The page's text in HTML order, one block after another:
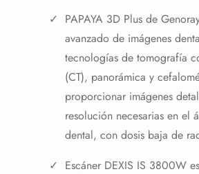
PAPAYA 3D Plus de
avanzado de imágenes
tecnologías de tomografía
(CT), panorámica y
proporcionar imágenes
resolución necesarias en el
dental, con dosis baja de
Escáner DEXIS IS 3800W